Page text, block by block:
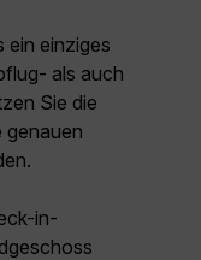
ein einziges
als auch
Sie die
genauen
in-